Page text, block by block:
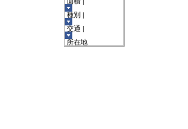
種別 |
交通 |
所在地